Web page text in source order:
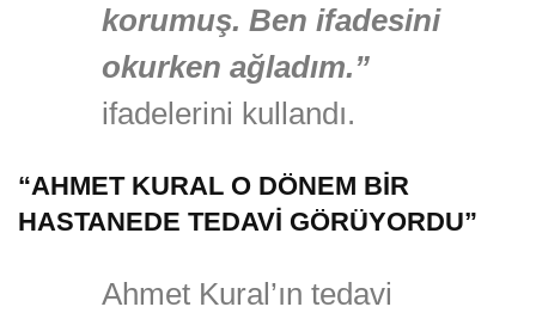
korumuş. Ben ifadesini
okurken ağladım.”
ifadelerini kullandı.
“AHMET KURAL O DÖNEM BİR
HASTANEDE TEDAVİ GÖRÜYORDU”
Ahmet Kural’ın tedavi